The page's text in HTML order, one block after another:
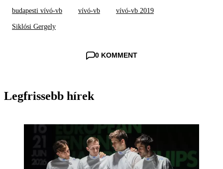
budapesti vívó-vb vívó-vb vívó-vb 2019
Siklósi Gergely
0 KOMMENT
Legfrissebb hírek